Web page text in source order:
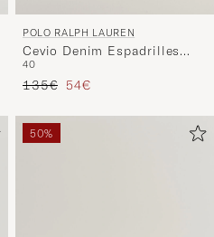
POLO RALPH LAUREN
Cevio Denim Espadrilles
Blue
40
Regulärer Preis
135€ Reduzierter Preis
54€
50%